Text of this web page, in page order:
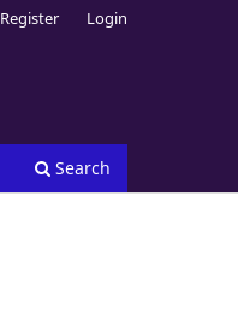
Search
Register Login